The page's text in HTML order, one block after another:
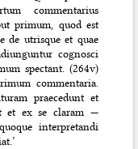
commentarius
primum, quod est
de utrisque et quae
cognosci
spectant. (264v)
commentaria.
praecedunt et
et ex se claram —
interpretandi